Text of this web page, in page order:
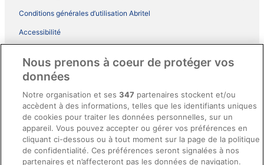
Conditions générales d’utilisation Abritel
Accessibilité
Conditions générales du programme BONUS+ d’ebookers
Directives de contenu et signalement de contenus
Aide
Soutien
Nous prenons à coeur de protéger vos
données
Notre organisation et ses347 partenaires stockent et/ou
accèdent à des informations, telles que les identifiants uniques
de cookies pour traiter les données personnelles, sur un
appareil. Vous pouvez accepter ou gérer vos préférences en
cliquant ci-dessous ou à tout moment sur la page de la politique
de confidentialité. Ces préférences seront signalées à nos
partenaires et n’affecteront pas les données de navigation.